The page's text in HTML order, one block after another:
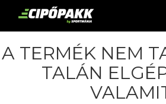
A TERMÉK NEM
TALÁN